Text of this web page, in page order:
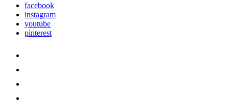
facebook
instagram
youtube
pinterest